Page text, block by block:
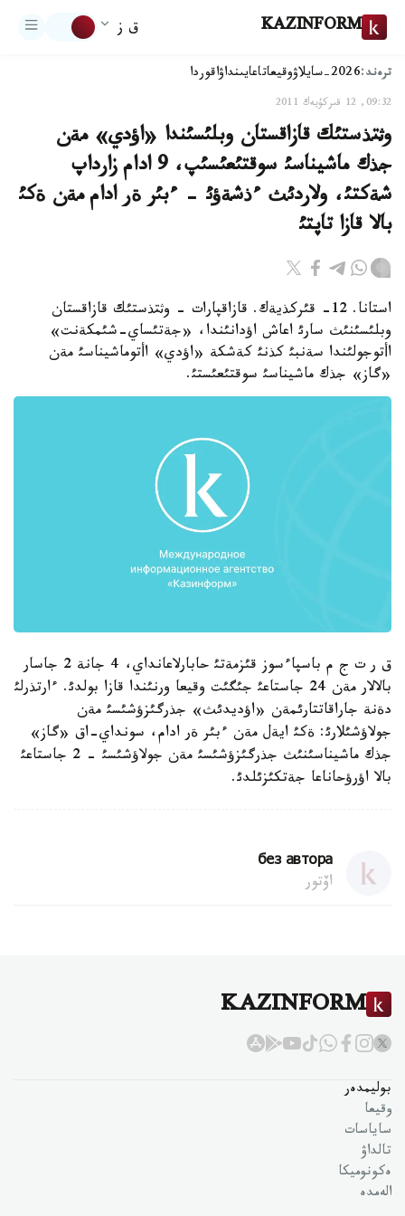
KAZINFORM ق ز
ترەند:2026-سايلاۋ وقيعاتاعايىنداۋاقوردا
09:32, 12 قىركۇيەك 2011
وثتذستئك قازاقستان وبلئسئندا «اؤدي» مةن
جذك ماشيناسئ سوقتئعئسئپ، 9 ادام زارداپ
شةكتئ، ولاردئث ءذشةؤئ - ءبئر ةر ادام مةن ةكئ
بالا قازا تاپتئ
استانا. 12- قئركذيةك. قازاقپارات - وثتذستئك قازاقستان
وبلئسئنئث سارئ اعاش اؤدانئندا، «جةتئساي-شئمكةنت»
اأتوجولئندا سةنبئ كذنئ كةشكة «اؤدي» اأتوماشيناسئ مةن
«گاز» جذك ماشيناسئ سوقتئعئستئ.
ق ر ت ج م باسپاءسوز قئزمةتئ حابارلاعانداي، 4 جانة 2 جاسار
بالالار مةن 24 جاستاعئ جئگئت وقيعا ورنئندا قازا بولدئ. ءارتذرلئ
دةنة جاراقاتتارئمةن «اؤديدئث» جذرگئزؤشئسئ مةن
جولاؤشئلارئ: ةكئ ايةل مةن ءبئر ةر ادام، سونداي-اق «گاز»
جذك ماشيناسئنئث جذرگئزؤشئسئ مةن جولاؤشئسئ - 2 جاستاعئ
بالا اؤرؤحاناعا جةتكئزئلدئ.
без автора
اۆتور
KAZINFORM
بوليمدەر
وقيعا
ساياسات
تالداۋ
ەكونوميكا
الەمدە